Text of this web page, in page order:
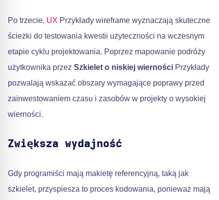
Po trzecie, UX Przykłady wireframe wyznaczają skuteczne
ścieżki do testowania kwestii użyteczności na wczesnym
etapie cyklu projektowania. Poprzez mapowanie podróży
użytkownika przez Szkielet o niskiej wierności Przykłady
pozwalają wskazać obszary wymagające poprawy przed
zainwestowaniem czasu i zasobów w projekty o wysokiej
wierności.
Zwiększa wydajność
Gdy programiści mają makietę referencyjną, taką jak
szkielet, przyspiesza to proces kodowania, ponieważ mają